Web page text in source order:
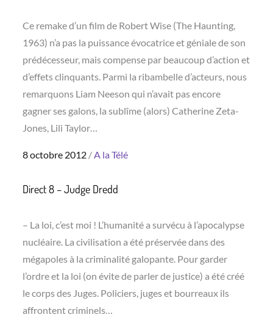
Ce remake d’un film de Robert Wise (The Haunting,
1963) n’a pas la puissance évocatrice et géniale de son
prédécesseur, mais compense par beaucoup d’action et
d’effets clinquants. Parmi la ribambelle d’acteurs, nous
remarquons Liam Neeson qui n’avait pas encore
gagner ses galons, la sublîme (alors) Catherine Zeta-
Jones, Lili Taylor…
Posted
8 octobre 2012 A la Télé
Direct 8 – Judge Dredd
– La loi, c’est moi ! L’humanité a survécu à l’apocalypse
nucléaire. La civilisation a été préservée dans des
mégapoles à la criminalité galopante. Pour garder
l’ordre et la loi (on évite de parler de justice) a été créé
le corps des Juges. Policiers, juges et bourreaux ils
affrontent criminels…